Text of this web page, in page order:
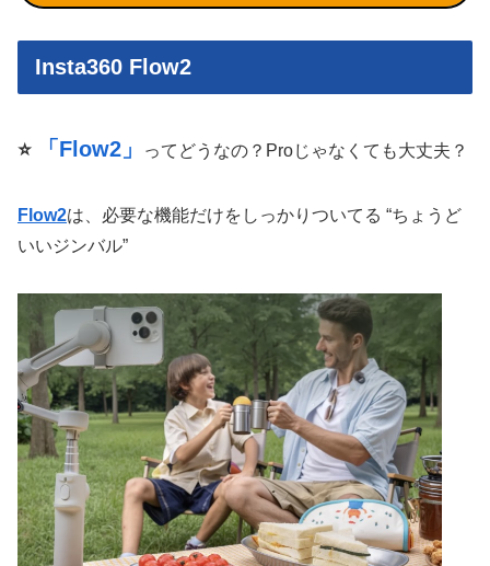
Insta360 Flow2
⭐️ 「Flow2」 ってどうなの？Proじゃなくても大丈夫？
Flow2は、必要な機能だけをしっかりついてる “ちょうど
いいジンバル”